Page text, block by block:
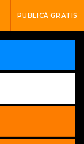
PUBLICÁ GRATIS